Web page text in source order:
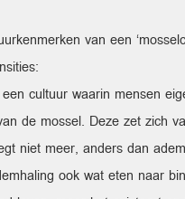
van een
cultuur waarin mensen
de mossel. Deze zet zich
niet meer, anders dan
ook wat eten naar